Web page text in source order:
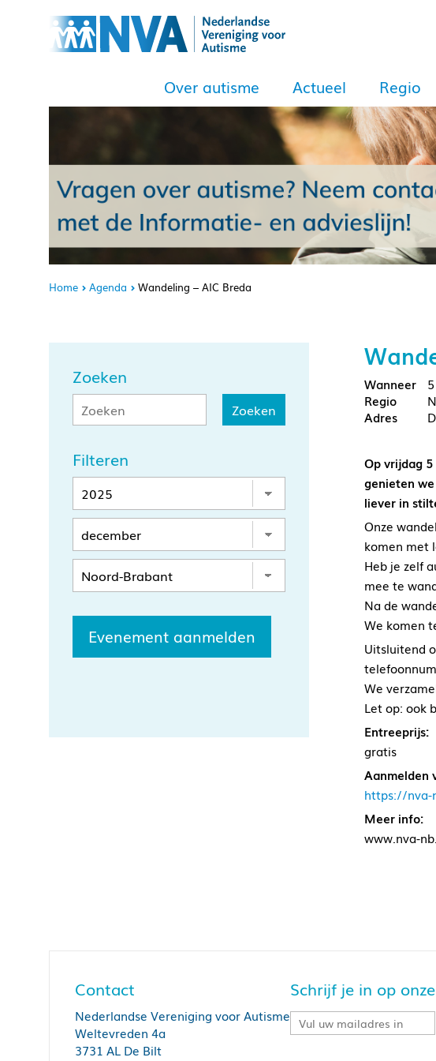
Over autisme Actueel Regio
Home Agenda Wandeling – AIC Breda
Zoeken
Filteren
Evenement aanmelden
Op vrijdag
genieten
liever in
Onze
komen met
Heb je zelf
mee te
Na de
We komen
Uitsluitend
We
Let op: ook
Entreeprijs:
gratis
Aanmelden
https://nva-
Meer info:
www.nva-
Contact
Nederlandse Vereniging voor Autisme
Weltevreden 4a
3731 AL De Bilt
Schrijf je in op